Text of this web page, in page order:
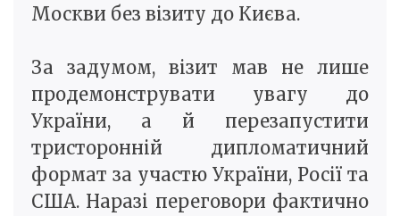
Москви без візиту до Києва.
За задумом, візит мав не лише
продемонструвати увагу до
України, а й перезапустити
тристоронній дипломатичний
формат за участю України, Росії та
США. Наразі переговори фактично